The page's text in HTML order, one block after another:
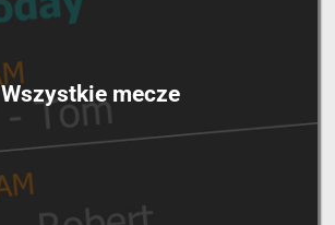
Wszystkie mecze